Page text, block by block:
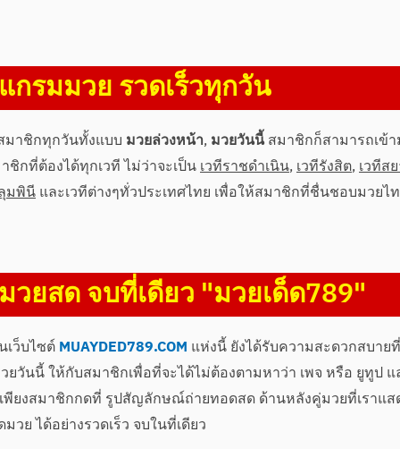
กรมมวย รวดเร็วทุกวัน
มาชิกทุกวันทั้งแบบ มวยล่วงหน้า, มวยวันนี้สมาชิกก็สามารถเข้
กที่ต้องได้ทุกเวที ไม่ว่าจะเป็นเวทีราชดำเนิน,เวทีรังสิต,เวทีส
มพินีและเวทีต่างๆทั่วประเทศไทย เพื่อให้สมาชิกที่ชื่นชอบมวยไ
ยสด จบที่เดียว "มวยเด็ด789"
ว็บไซต์MUAYDED789.COM แห่งนี้ ยังได้รับความสะดวกสบาย
ยวันนี้ ให้กับสมาชิกเพื่อที่จะได้ไม่ต้องตามหาว่า เพจ หรือ ยูทูป
ยงสมาชิกกดที่ รูปสัญลักษณ์ถ่ายทอดสด ด้านหลังคู่มวยที่เราแส
ย ได้อย่างรวดเร็ว จบในที่เดียว